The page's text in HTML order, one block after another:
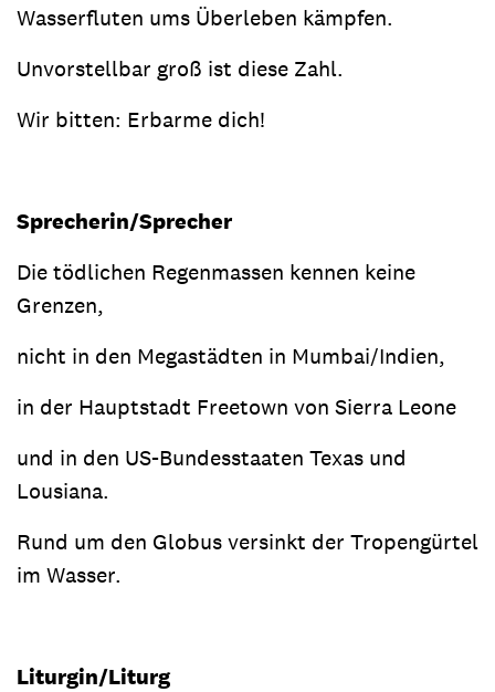
Wasserfluten ums Überleben kämpfen.
Unvorstellbar groß ist diese Zahl.
Wir bitten: Erbarme dich!
Sprecherin/Sprecher
Die tödlichen Regenmassen kennen keine
Grenzen,
nicht in den Megastädten in Mumbai/Indien,
in der Hauptstadt Freetown von Sierra Leone
und in den US-Bundesstaaten Texas und
Lousiana.
Rund um den Globus versinkt der Tropengürtel
im Wasser.
Liturgin/Liturg